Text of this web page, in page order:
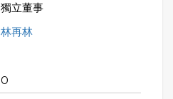
獨立董事
林再林
0